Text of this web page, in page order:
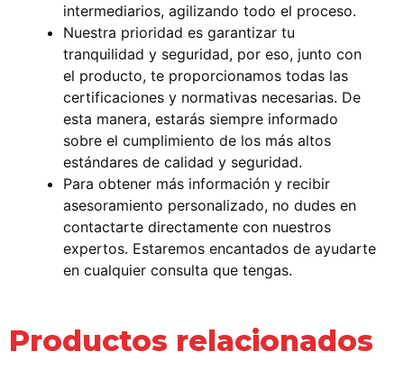
intermediarios, agilizando todo el proceso.
Nuestra prioridad es garantizar tu
tranquilidad y seguridad, por eso, junto con
el producto, te proporcionamos todas las
certificaciones y normativas necesarias. De
esta manera, estarás siempre informado
sobre el cumplimiento de los más altos
estándares de calidad y seguridad.
Para obtener más información y recibir
asesoramiento personalizado, no dudes en
contactarte directamente con nuestros
expertos. Estaremos encantados de ayudarte
en cualquier consulta que tengas.
Productos relacionados